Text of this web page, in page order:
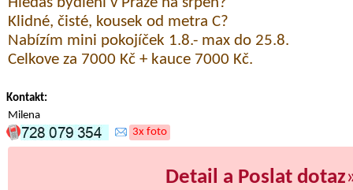
Klidné, čisté, kousek od metra C?
Nabízím mini pokojíček 1.8.- max do 25.8.
Celkove za 7000 Kč + kauce 7000 Kč.
Kontakt:
Milena
3x foto
Detail a Poslat dotaz